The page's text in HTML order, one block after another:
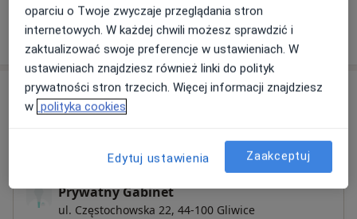
W jaki sposób ustalane są ceny?
Adresy (4)
Prywatny Gabinet
ul. Częstochowska 22, 44-100 Gliwice
oparciu o Twoje zwyczaje przeglądania stron
internetowych. W każdej chwili możesz sprawdzić i
zaktualizować swoje preferencje w ustawieniach. W
ustawieniach znajdziesz również linki do polityk
prywatności stron trzecich. Więcej informacji znajdziesz
w polityka cookies
Edytuj ustawienia Zaakceptuj